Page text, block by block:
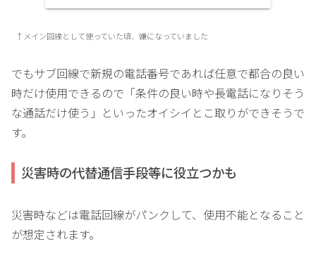
↑メイン回線として使っていた頃、嫌になっていました
でもサブ回線で新規の電話番号であれば任意で都合の良い
時だけ使用できるので「条件の良い時や長電話になりそう
な通話だけ使う」といったオイシイとこ取りができそうで
す。
災害時の代替通信手段等に役立つかも
災害時などは電話回線がパンクして、使用不能となること
が想定されます。